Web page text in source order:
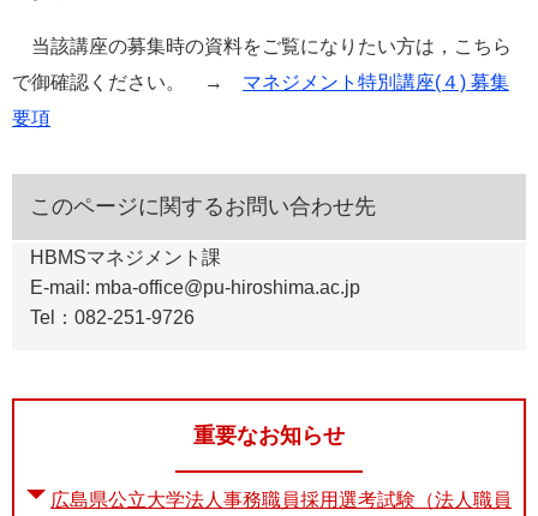
当該講座の募集時の資料をご覧になりたい方は，こちら
で御確認ください。 → マネジメント特別講座(４) 募集
要項
このページに関するお問い合わせ先
HBMSマネジメント課
E-mail: mba-office@pu-hiroshima.ac.jp
Tel：082-251-9726
重要なお知らせ
広島県公立大学法人事務職員採用選考試験（法人職員